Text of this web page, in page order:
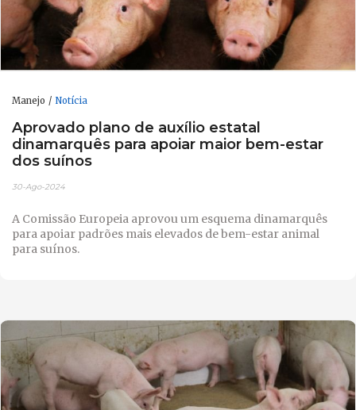
Manejo Notícia
Aprovado plano de auxílio estatal
dinamarquês para apoiar maior bem-estar
dos suínos
30-Ago-2024
A Comissão Europeia aprovou um esquema dinamarquês
para apoiar padrões mais elevados de bem-estar animal
para suínos.